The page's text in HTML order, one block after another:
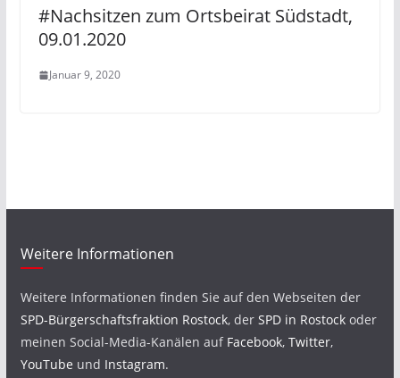
#Nachsitzen zum Ortsbeirat Südstadt,
09.01.2020
Januar 9, 2020
Weitere Informationen
Weitere Informationen finden Sie auf den Webseiten der
SPD-Bürgerschaftsfraktion Rostock, der SPD in Rostockoder
meinen Social-Media-Kanälen auf Facebook, Twitter,
YouTube und Instagram.